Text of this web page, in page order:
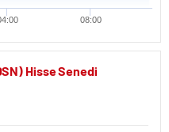
08:00
Hisse Senedi